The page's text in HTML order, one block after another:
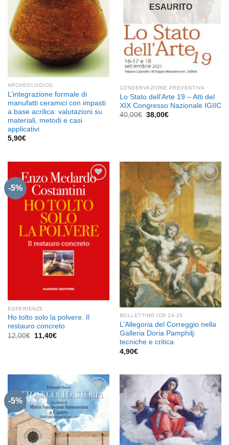
ARCHEOLOGICO
L’integrazione formale di
manufatti ceramici con impasti
a base acrilica: valutazioni su
materiali, metodi e casi
applicativi
5,90€
ESAURITO
CONSERVAZIONE PREVENTIVA
Lo Stato dell’Arte 19 – Atti del
XIX Congresso Nazionale IGIIC
40,00€ Il
38,00€Il
-5%
Aggiungi
alla lista
desideri
ESPERIENZE
Ho tolto solo la polvere. Il
restauro concreto
12,00€
Il
prezzo
11,40€Il
Aggiungi
alla lista
dei
desideri
BOLLETTINO ICR 24-25
L’Allegoria del Correggio nella
Galleria Doria Pamphilj:
tecniche e critica
4,90€
-5%
Aggiungi
alla lista
dei
desideri
Aggiungi
alla lista
dei
desideri